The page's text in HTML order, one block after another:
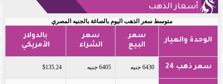
أسعار الذهب
متوسط سعر الذهب اليوم بالصاغة بالجنيه المصري
الوحدة والعيار
سعر
البيع
سعر
الشراء
بالدولار
الأمريكي
سعر ذهب 24 6430 جنيه 6405 جنيه $135.24